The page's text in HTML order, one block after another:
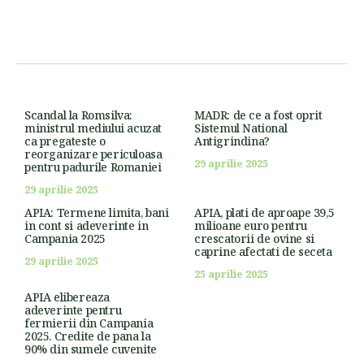
Scandal la Romsilva:
ministrul mediului acuzat
ca pregateste o
reorganizare periculoasa
pentru padurile Romaniei
29 aprilie 2025
MADR: de ce a fost oprit
Sistemul National
Antigrindina?
29 aprilie 2025
APIA: Termene limita, bani
in cont si adeverinte in
Campania 2025
29 aprilie 2025
APIA, plati de aproape 39,5
milioane euro pentru
crescatorii de ovine si
caprine afectati de seceta
25 aprilie 2025
APIA elibereaza
adeverinte pentru
fermierii din Campania
2025. Credite de pana la
90% din sumele cuvenite